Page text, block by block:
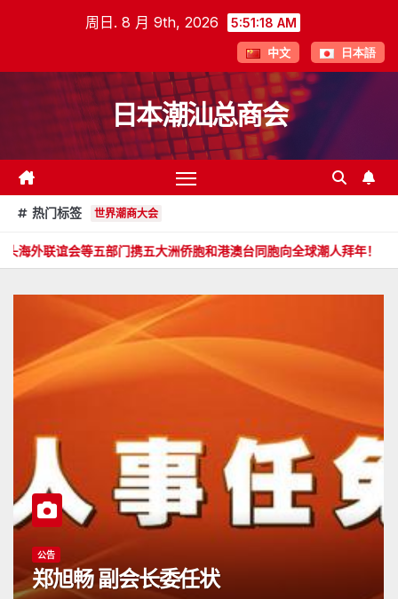
周日. 8 月 9th, 2026 5:51:20 AM
中文 日本語
日本潮汕总商会
热门标签 世界潮商大会
部门携五大洲侨胞和港澳台同胞向全球潮人拜年！ 郑旭畅 副
公告
日本潮汕总商会开放申请